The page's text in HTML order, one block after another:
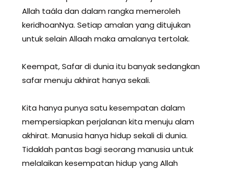
Allah taála dan dalam rangka memeroleh
keridhoanNya. Setiap amalan yang ditujukan
untuk selain Allaah maka amalanya tertolak.
Keempat, Safar di dunia itu banyak sedangkan
safar menuju akhirat hanya sekali.
Kita hanya punya satu kesempatan dalam
mempersiapkan perjalanan kita menuju alam
akhirat. Manusia hanya hidup sekali di dunia.
Tidaklah pantas bagi seorang manusia untuk
melalaikan kesempatan hidup yang Allah